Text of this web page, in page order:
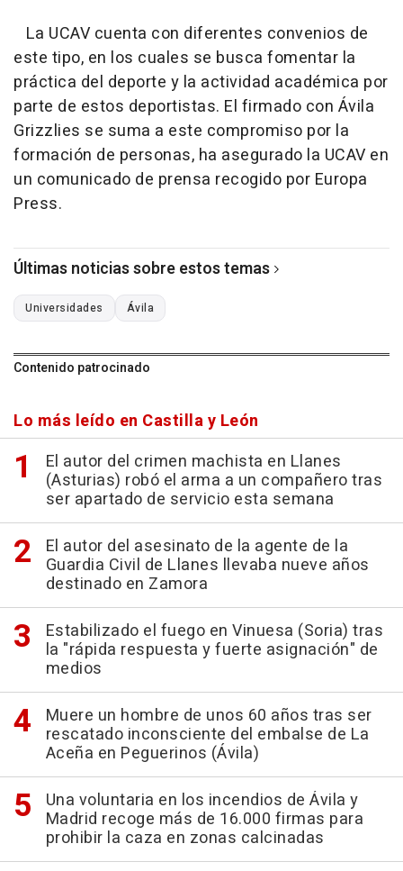
La UCAV cuenta con diferentes convenios de
este tipo, en los cuales se busca fomentar la
práctica del deporte y la actividad académica por
parte de estos deportistas. El firmado con Ávila
Grizzlies se suma a este compromiso por la
formación de personas, ha asegurado la UCAV en
un comunicado de prensa recogido por Europa
Press.
Últimas noticias sobre estos temas
Universidades Ávila
Contenido patrocinado
Lo más leído en Castilla y León
El autor del crimen machista en Llanes
(Asturias) robó el arma a un compañero tras
ser apartado de servicio esta semana
El autor del asesinato de la agente de la
Guardia Civil de Llanes llevaba nueve años
destinado en Zamora
Estabilizado el fuego en Vinuesa (Soria) tras
la "rápida respuesta y fuerte asignación" de
medios
Muere un hombre de unos 60 años tras ser
rescatado inconsciente del embalse de La
Aceña en Peguerinos (Ávila)
Una voluntaria en los incendios de Ávila y
Madrid recoge más de 16.000 firmas para
prohibir la caza en zonas calcinadas